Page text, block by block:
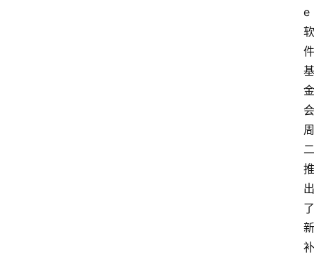
e
软
件
基
金
会
周
二
推
出
了
新
补